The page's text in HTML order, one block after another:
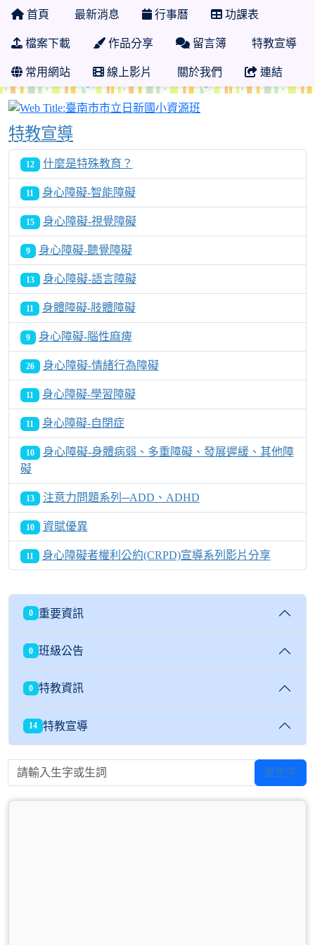
首頁 最新消息 行事曆 功課表
檔案下載 作品分享 留言簿 特教宣導
常用網站 線上影片 關於我們 連結
特教宣導
12 什麼是特殊教育？
11 身心障礙-智能障礙
15 身心障礙-視覺障礙
9 身心障礙-聽覺障礙
13 身心障礙-語言障礙
11 身體障礙-肢體障礙
9 身心障礙-腦性麻痺
26 身心障礙-情緒行為障礙
11 身心障礙-學習障礙
11 身心障礙-自閉症
10
身心障礙-身體病弱、多重障礙、發展遲緩、其他障
礙
13 注意力問題系列─ADD、ADHD
10 資賦優異
11 身心障礙者權利公約(CRPD)宣導系列影片分享
0 重要資訊
0 班級公告
0 特教資訊
14 特教宣導
請輸入生字或生詞 查生字